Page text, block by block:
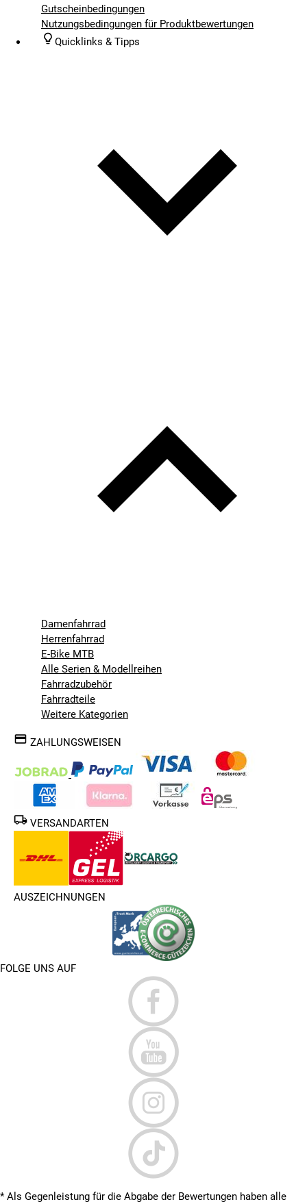
Gutscheinbedingungen
Nutzungsbedingungen für Produktbewertungen
Quicklinks & Tipps
Damenfahrrad
Herrenfahrrad
E-Bike MTB
Alle Serien & Modellreihen
Fahrradzubehör
Fahrradteile
Weitere Kategorien
ZAHLUNGSWEISEN
VERSANDARTEN
AUSZEICHNUNGEN
FOLGE UNS AUF
* Als Gegenleistung für die Abgabe der Bewertungen haben alle